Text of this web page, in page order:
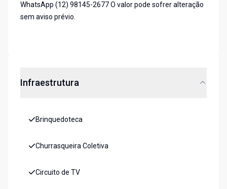
WhatsApp (12) 98145-2677 O valor pode sofrer alteração
sem aviso prévio.
Infraestrutura
Brinquedoteca
Churrasqueira Coletiva
Circuito de TV